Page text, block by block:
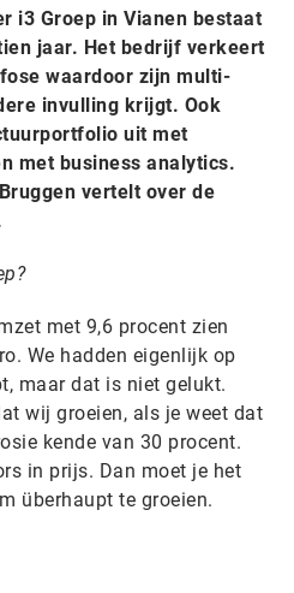
i3 Groep in Vianen bestaat
jaar. Het bedrijf verkeert
waardoor zijn multi-
invulling krijgt. Ook
uit met
met business analytics.
vertelt over de
met 9,6 procent zien
We hadden eigenlijk op
maar dat is niet gelukt.
wij groeien, als je weet dat
kende van 30 procent.
in prijs. Dan moet je het
überhaupt te groeien.